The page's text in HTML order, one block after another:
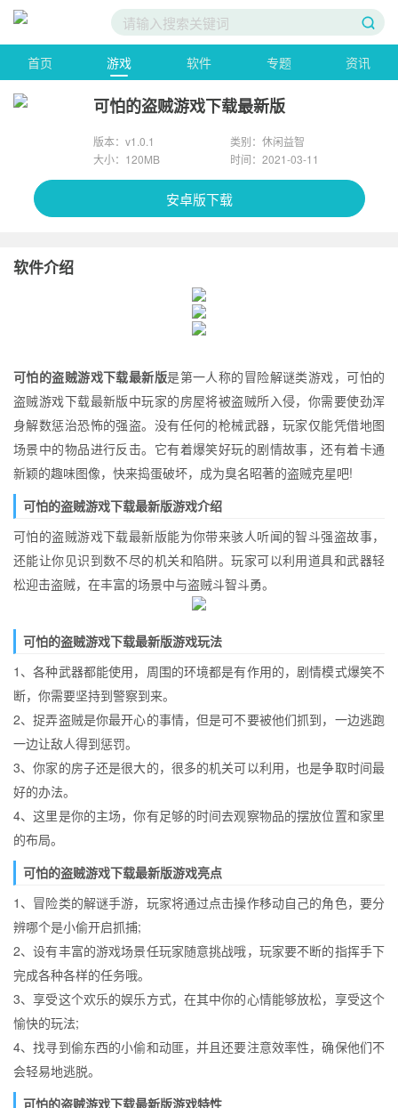
首页 游戏 软件 专题 资讯
可怕的盗贼游戏下载最新版
版本：v1.0.1
类别：休闲益智
大小：120MB
时间：2021-03-11
安卓版下载
软件介绍
可怕的盗贼游戏下载最新版是第一人称的冒险解谜类游戏，可怕的
盗贼游戏下载最新版中玩家的房屋将被盗贼所入侵，你需要使劲浑
身解数惩治恐怖的强盗。没有任何的枪械武器，玩家仅能凭借地图
场景中的物品进行反击。它有着爆笑好玩的剧情故事，还有着卡通
新颖的趣味图像，快来捣蛋破坏，成为臭名昭著的盗贼克星吧!
可怕的盗贼游戏下载最新版游戏介绍
可怕的盗贼游戏下载最新版能为你带来骇人听闻的智斗强盗故事，
还能让你见识到数不尽的机关和陷阱。玩家可以利用道具和武器轻
松迎击盗贼，在丰富的场景中与盗贼斗智斗勇。
可怕的盗贼游戏下载最新版游戏玩法
1、各种武器都能使用，周围的环境都是有作用的，剧情模式爆笑不
断，你需要坚持到警察到来。
2、捉弄盗贼是你最开心的事情，但是可不要被他们抓到，一边逃跑
一边让敌人得到惩罚。
3、你家的房子还是很大的，很多的机关可以利用，也是争取时间最
好的办法。
4、这里是你的主场，你有足够的时间去观察物品的摆放位置和家里
的布局。
可怕的盗贼游戏下载最新版游戏亮点
1、冒险类的解谜手游，玩家将通过点击操作移动自己的角色，要分
辨哪个是小偷开启抓捕;
2、设有丰富的游戏场景任玩家随意挑战哦，玩家要不断的指挥手下
完成各种各样的任务哦。
3、享受这个欢乐的娱乐方式，在其中你的心情能够放松，享受这个
愉快的玩法;
4、找寻到偷东西的小偷和动匪，并且还要注意效率性，确保他们不
会轻易地逃脱。
可怕的盗贼游戏下载最新版游戏特性